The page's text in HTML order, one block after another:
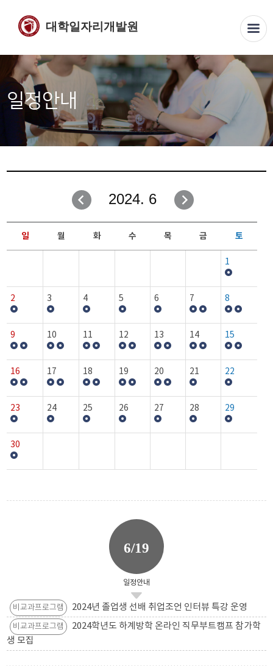
대학일자리개발원
일정안내
2024. 6
일 월 화 수 목 금 토
1
2 3 4 5 6 7 8
9 10 11 12 13 14 15
16 17 18 19 20 21 22
23 24 25 26 27 28 29
30
6/19
일정안내
비교과프로그램 2024년 졸업생 선배 취업조언 인터뷰 특강 운영
비교과프로그램
2024학년도 하계방학 온라인 직무부트캠프 참가학
생 모집